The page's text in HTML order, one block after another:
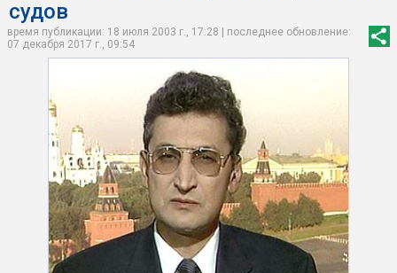
судов
время публикации: 18 июля 2003 г., 17:28 | последнее обновление:
07 декабря 2017 г., 09:54